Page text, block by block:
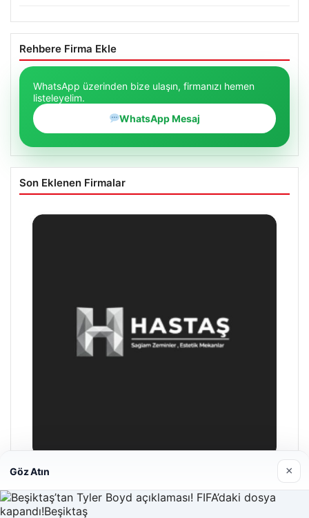
Rehbere Firma Ekle
WhatsApp üzerinden bize ulaşın, firmanızı hemen
listeleyelim.
WhatsApp Mesaj
Son Eklenen Firmalar
28/04/2026
Göz Atın ×